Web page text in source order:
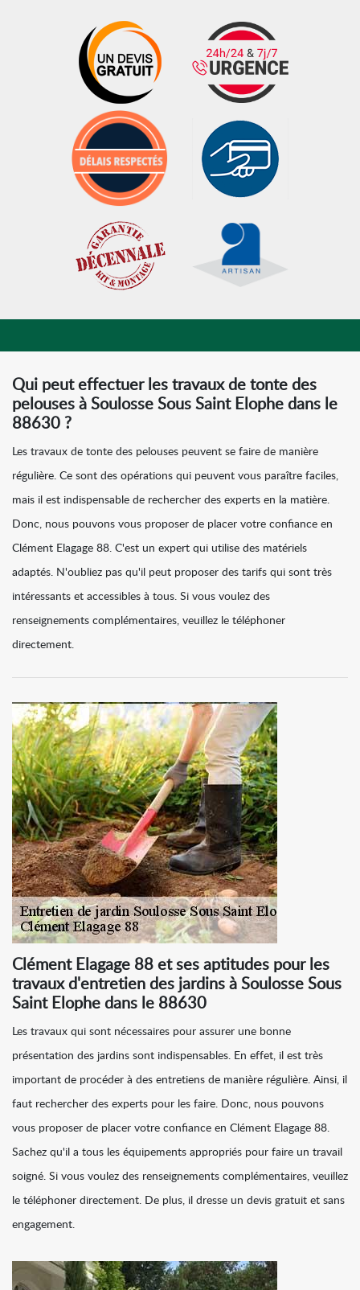
Qui peut effectuer les travaux de tonte des
pelouses à Soulosse Sous Saint Elophe dans le
88630 ?
Les travaux de tonte des pelouses peuvent se faire de manière
régulière. Ce sont des opérations qui peuvent vous paraître faciles,
mais il est indispensable de rechercher des experts en la matière.
Donc, nous pouvons vous proposer de placer votre confiance en
Clément Elagage 88. C'est un expert qui utilise des matériels
adaptés. N'oubliez pas qu'il peut proposer des tarifs qui sont très
intéressants et accessibles à tous. Si vous voulez des
renseignements complémentaires, veuillez le téléphoner
directement.
Clément Elagage 88 et ses aptitudes pour les
travaux d'entretien des jardins à Soulosse Sous
Saint Elophe dans le 88630
Les travaux qui sont nécessaires pour assurer une bonne
présentation des jardins sont indispensables. En effet, il est très
important de procéder à des entretiens de manière régulière. Ainsi, il
faut rechercher des experts pour les faire. Donc, nous pouvons
vous proposer de placer votre confiance en Clément Elagage 88.
Sachez qu'il a tous les équipements appropriés pour faire un travail
soigné. Si vous voulez des renseignements complémentaires, veuillez
le téléphoner directement. De plus, il dresse un devis gratuit et sans
engagement.